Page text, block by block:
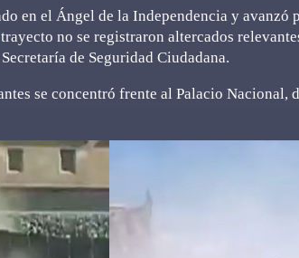
en el Ángel de la Independencia y avanzó
no se registraron altercados
de Seguridad Ciudadana.
se concentró frente al Palacio Nacional,